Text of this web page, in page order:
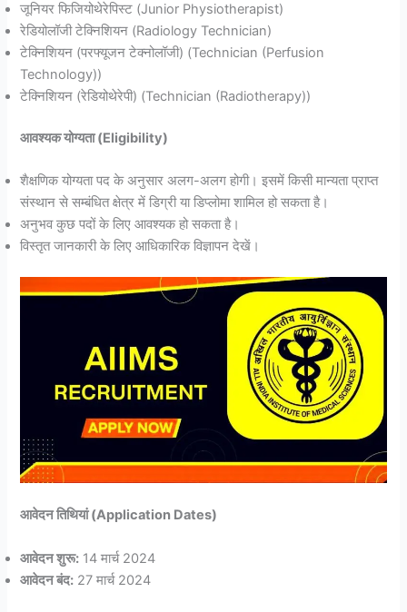
जूनियर फिजियोथेरेपिस्ट (Junior Physiotherapist)
रेडियोलॉजी टेक्निशियन (Radiology Technician)
टेक्निशियन (परफ्यूजन टेक्नोलॉजी) (Technician (Perfusion
Technology))
टेक्निशियन (रेडियोथेरेपी) (Technician (Radiotherapy))
आवश्यक योग्यता (Eligibility)
शैक्षणिक योग्यता पद के अनुसार अलग-अलग होगी। इसमें किसी मान्यता प्राप्त
संस्थान से सम्बंधित क्षेत्र में डिग्री या डिप्लोमा शामिल हो सकता है।
अनुभव कुछ पदों के लिए आवश्यक हो सकता है।
विस्तृत जानकारी के लिए आधिकारिक विज्ञापन देखें।
आवेदन तिथियां (Application Dates)
आवेदन शुरू: 14 मार्च 2024
आवेदन बंद: 27 मार्च 2024